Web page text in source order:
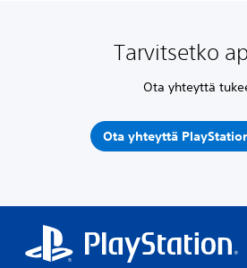
Tarvitsetko
Ota yhteyttä
Ota yhteyttä